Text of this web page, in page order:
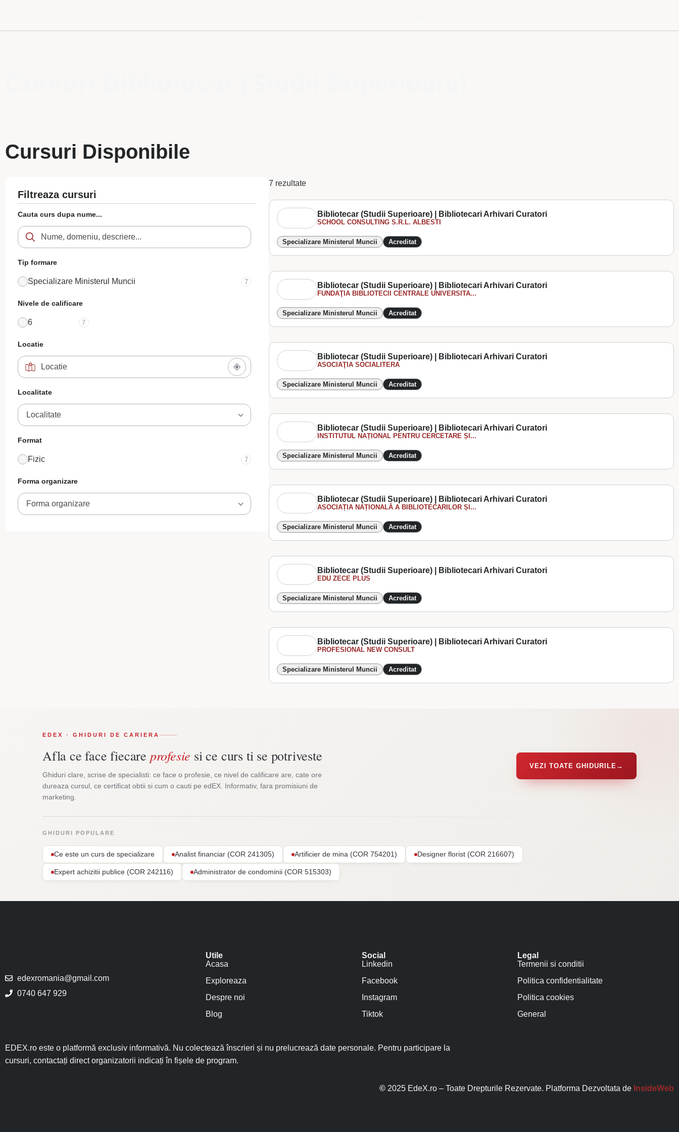
Cursuri Disponibile
Filtreaza cursuri
Cauta curs dupa nume...
Tip formare
Specializare Ministerul Muncii 7
Nivele de calificare
6 7
Locatie
Localitate
Localitate
Format
Fizic 7
Forma organizare
Forma organizare
7 rezultate
Bibliotecar (Studii Superioare) | Bibliotecari Arhivari Curatori
SCHOOL CONSULTING S.R.L. ALBESTI
Specializare Ministerul Muncii Acreditat
Bibliotecar (Studii Superioare) | Bibliotecari Arhivari Curatori
FUNDAŢIA BIBLIOTECII CENTRALE UNIVERSITA...
Specializare Ministerul Muncii Acreditat
Bibliotecar (Studii Superioare) | Bibliotecari Arhivari Curatori
ASOCIAŢIA SOCIALITERA
Specializare Ministerul Muncii Acreditat
Bibliotecar (Studii Superioare) | Bibliotecari Arhivari Curatori
INSTITUTUL NAȚIONAL PENTRU CERCETARE ȘI...
Specializare Ministerul Muncii Acreditat
Bibliotecar (Studii Superioare) | Bibliotecari Arhivari Curatori
ASOCIAȚIA NAȚIONALĂ A BIBLIOTECARILOR ȘI...
Specializare Ministerul Muncii Acreditat
Bibliotecar (Studii Superioare) | Bibliotecari Arhivari Curatori
EDU ZECE PLUS
Specializare Ministerul Muncii Acreditat
Bibliotecar (Studii Superioare) | Bibliotecari Arhivari Curatori
PROFESIONAL NEW CONSULT
Specializare Ministerul Muncii Acreditat
EDEX · GHIDURI DE CARIERA
Afla ce face fiecare profesie si ce curs ti se potriveste
Ghiduri clare, scrise de specialisti: ce face o profesie, ce nivel de calificare are, cate ore
dureaza cursul, ce certificat obtii si cum o cauti pe edEX. Informativ, fara promisiuni de
marketing.
VEZI TOATE GHIDURILE →
GHIDURI POPULARE
Ce este un curs de specializare Analist financiar (COR 241305) Artificier de mina (COR 754201) Designer florist (COR 216607)
Expert achizitii publice (COR 242116) Administrator de condominii (COR 515303)
edexromania@gmail.com
0740 647 929
Utile
Acasa
Exploreaza
Despre noi
Blog
Social
Linkedin
Facebook
Instagram
Tiktok
Legal
Termenii si conditii
Politica confidentialitate
Politica cookies
General
EDEX.ro este o platformă exclusiv informativă. Nu colectează înscrieri și nu prelucrează date personale. Pentru participare la
cursuri, contactați direct organizatorii indicați în fișele de program.
© 2025 EdeX.ro – Toate Drepturile Rezervate. Platforma Dezvoltata de InsideWeb